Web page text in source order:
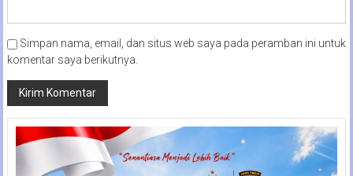
Simpan nama, email, dan situs web saya pada peramban ini untuk
komentar saya berikutnya.